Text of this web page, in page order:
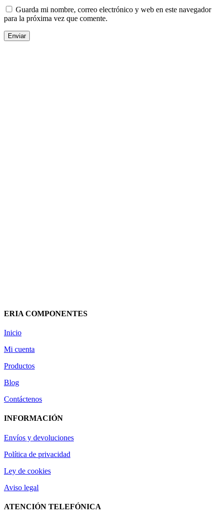
Guarda mi nombre, correo electrónico y web en este navegador
para la próxima vez que comente.
ERIA COMPONENTES
Inicio
Mi cuenta
Productos
Blog
Contáctenos
INFORMACIÓN
Envíos y devoluciones
Política de privacidad
Ley de cookies
Aviso legal
ATENCIÓN TELEFÓNICA